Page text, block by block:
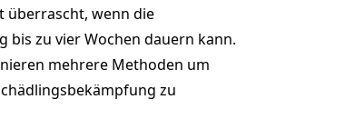
überrascht, wenn die
zu vier Wochen dauern kann.
mehrere Methoden um
zu